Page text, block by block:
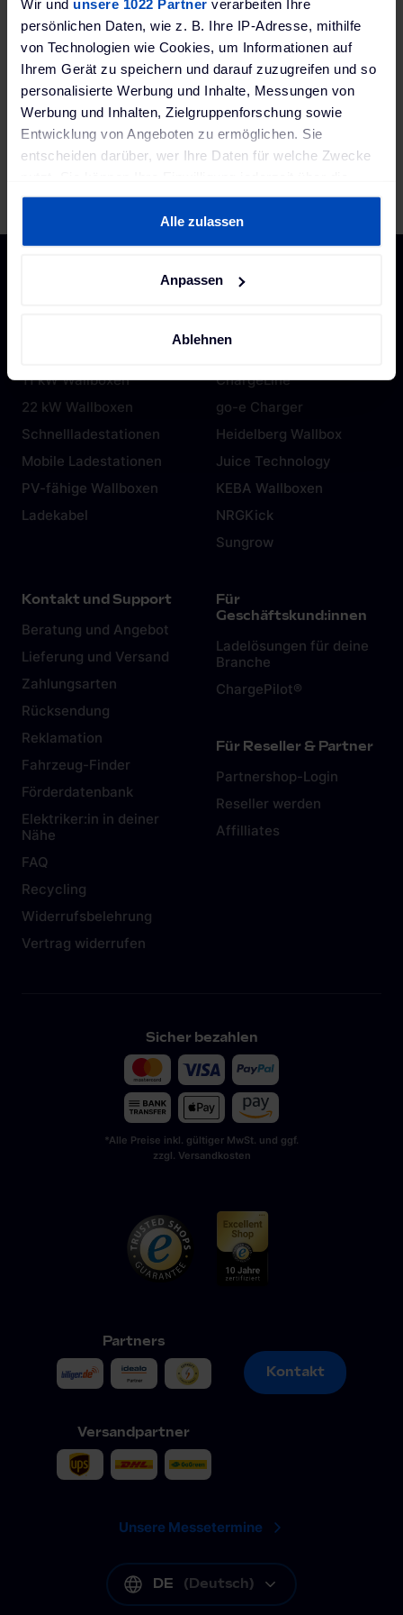
Wir und unsere 1022 Partner verarbeiten Ihre
persönlichen Daten, wie z. B. Ihre IP-Adresse, mithilfe
von Technologien wie Cookies, um Informationen auf
Ihrem Gerät zu speichern und darauf zuzugreifen und so
personalisierte Werbung und Inhalte, Messungen von
Werbung und Inhalten, Zielgruppenforschung sowie
Entwicklung von Angeboten zu ermöglichen. Sie
entscheiden darüber, wer Ihre Daten für welche Zwecke
Cookie-Erklärung oder durch Klicken auf das Privacy
Trigger Symbol ändern oder widerrufen
Informationen über Ihre geografische Lage erfassen,
Ihr Gerät durch aktives Scannen nach bestimmten
Erfahren Sie mehr darüber, wie Ihre persönlichen Daten
verarbeitet werden, und legen Sie Ihre Präferenzen im
Wir verwenden Cookies, um Inhalte und Anzeigen zu
personalisieren, Funktionen für soziale Medien anbieten
zu können und die Zugriffe auf unsere Website zu
Verwendung unserer Website an unsere Partner für
Partner führen diese Informationen möglicherweise mit
weiteren Daten zusammen, die du ihnen bereitgestellt
hast oder die sie im Rahmen deiner Nutzung der Dienste
gesammelt haben. Weitere Informationen findest du in
unsererDatenschutzerklärungund unserem
Impressum
Alle zulassen
Anpassen
Ablehnen
Hersteller
The Mobility House
Farbe
Schwarz-Weiß
Größe (BxHxT)